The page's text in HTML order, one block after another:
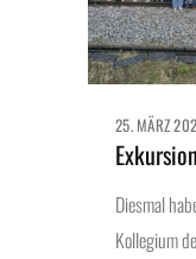
25. MÄRZ
Diesmal
Kollegium